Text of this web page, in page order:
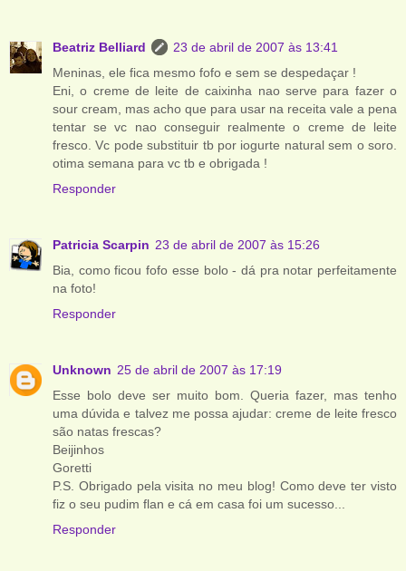
Beatriz Belliard
23 de abril de 2007 às 13:41
Meninas, ele fica mesmo fofo e sem se despedaçar !
Eni, o creme de leite de caixinha nao serve para fazer o
sour cream, mas acho que para usar na receita vale a pena
tentar se vc nao conseguir realmente o creme de leite
fresco. Vc pode substituir tb por iogurte natural sem o soro.
otima semana para vc tb e obrigada !
Responder
Patricia Scarpin 23 de abril de 2007 às 15:26
Bia, como ficou fofo esse bolo - dá pra notar perfeitamente
na foto!
Responder
Unknown 25 de abril de 2007 às 17:19
Esse bolo deve ser muito bom. Queria fazer, mas tenho
uma dúvida e talvez me possa ajudar: creme de leite fresco
são natas frescas?
Beijinhos
Goretti
P.S. Obrigado pela visita no meu blog! Como deve ter visto
fiz o seu pudim flan e cá em casa foi um sucesso...
Responder